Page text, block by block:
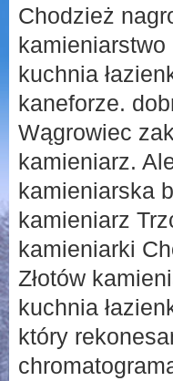
Chodzież
kamieniarstwo
kuchnia
kaneforze.
Wągrowiec
kamieniarz.
kamieniarska
kamieniarz
kamieniarki
Złotów
kuchnia
który